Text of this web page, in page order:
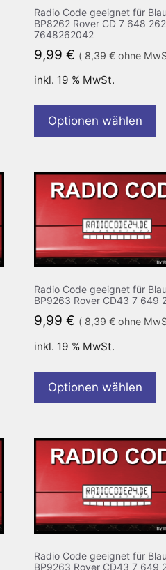
Radio Code geeignet für
BP8262 Rover CD 7 648
7648262042
9,99 € ( 8,39 €ohne
inkl. 19 % MwSt.
Optionen wählen
Radio Code geeignet für
BP9263 Rover CD43 7 649
9,99 € ( 8,39 €ohne
inkl. 19 % MwSt.
Optionen wählen
Radio Code geeignet für
BP9263 Rover CD43 7 649